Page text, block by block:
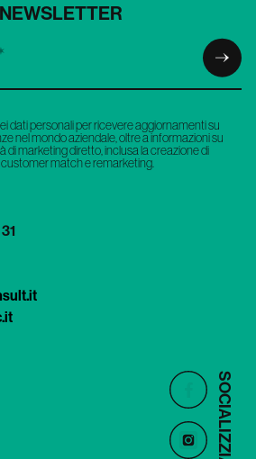
dati personali per ricevere aggiornamenti su
nel mondo aziendale, oltre a informazioni su
di marketing diretto, inclusa la creazione di
match e remarketing.